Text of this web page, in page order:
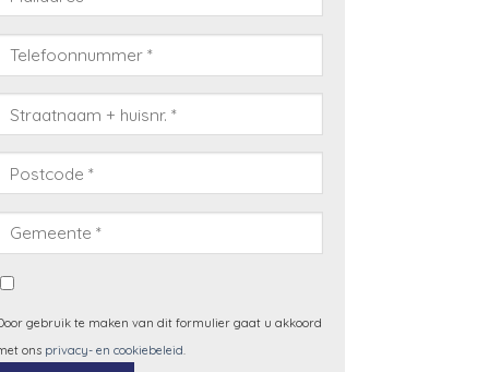
gebruik te maken van dit formulier gaat u akkoord
ons privacy- en cookiebeleid.